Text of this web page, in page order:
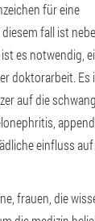
für eine
fall ist
es notwendig,
doktorarbeit. Es
auf die
einfluss
frauen, die